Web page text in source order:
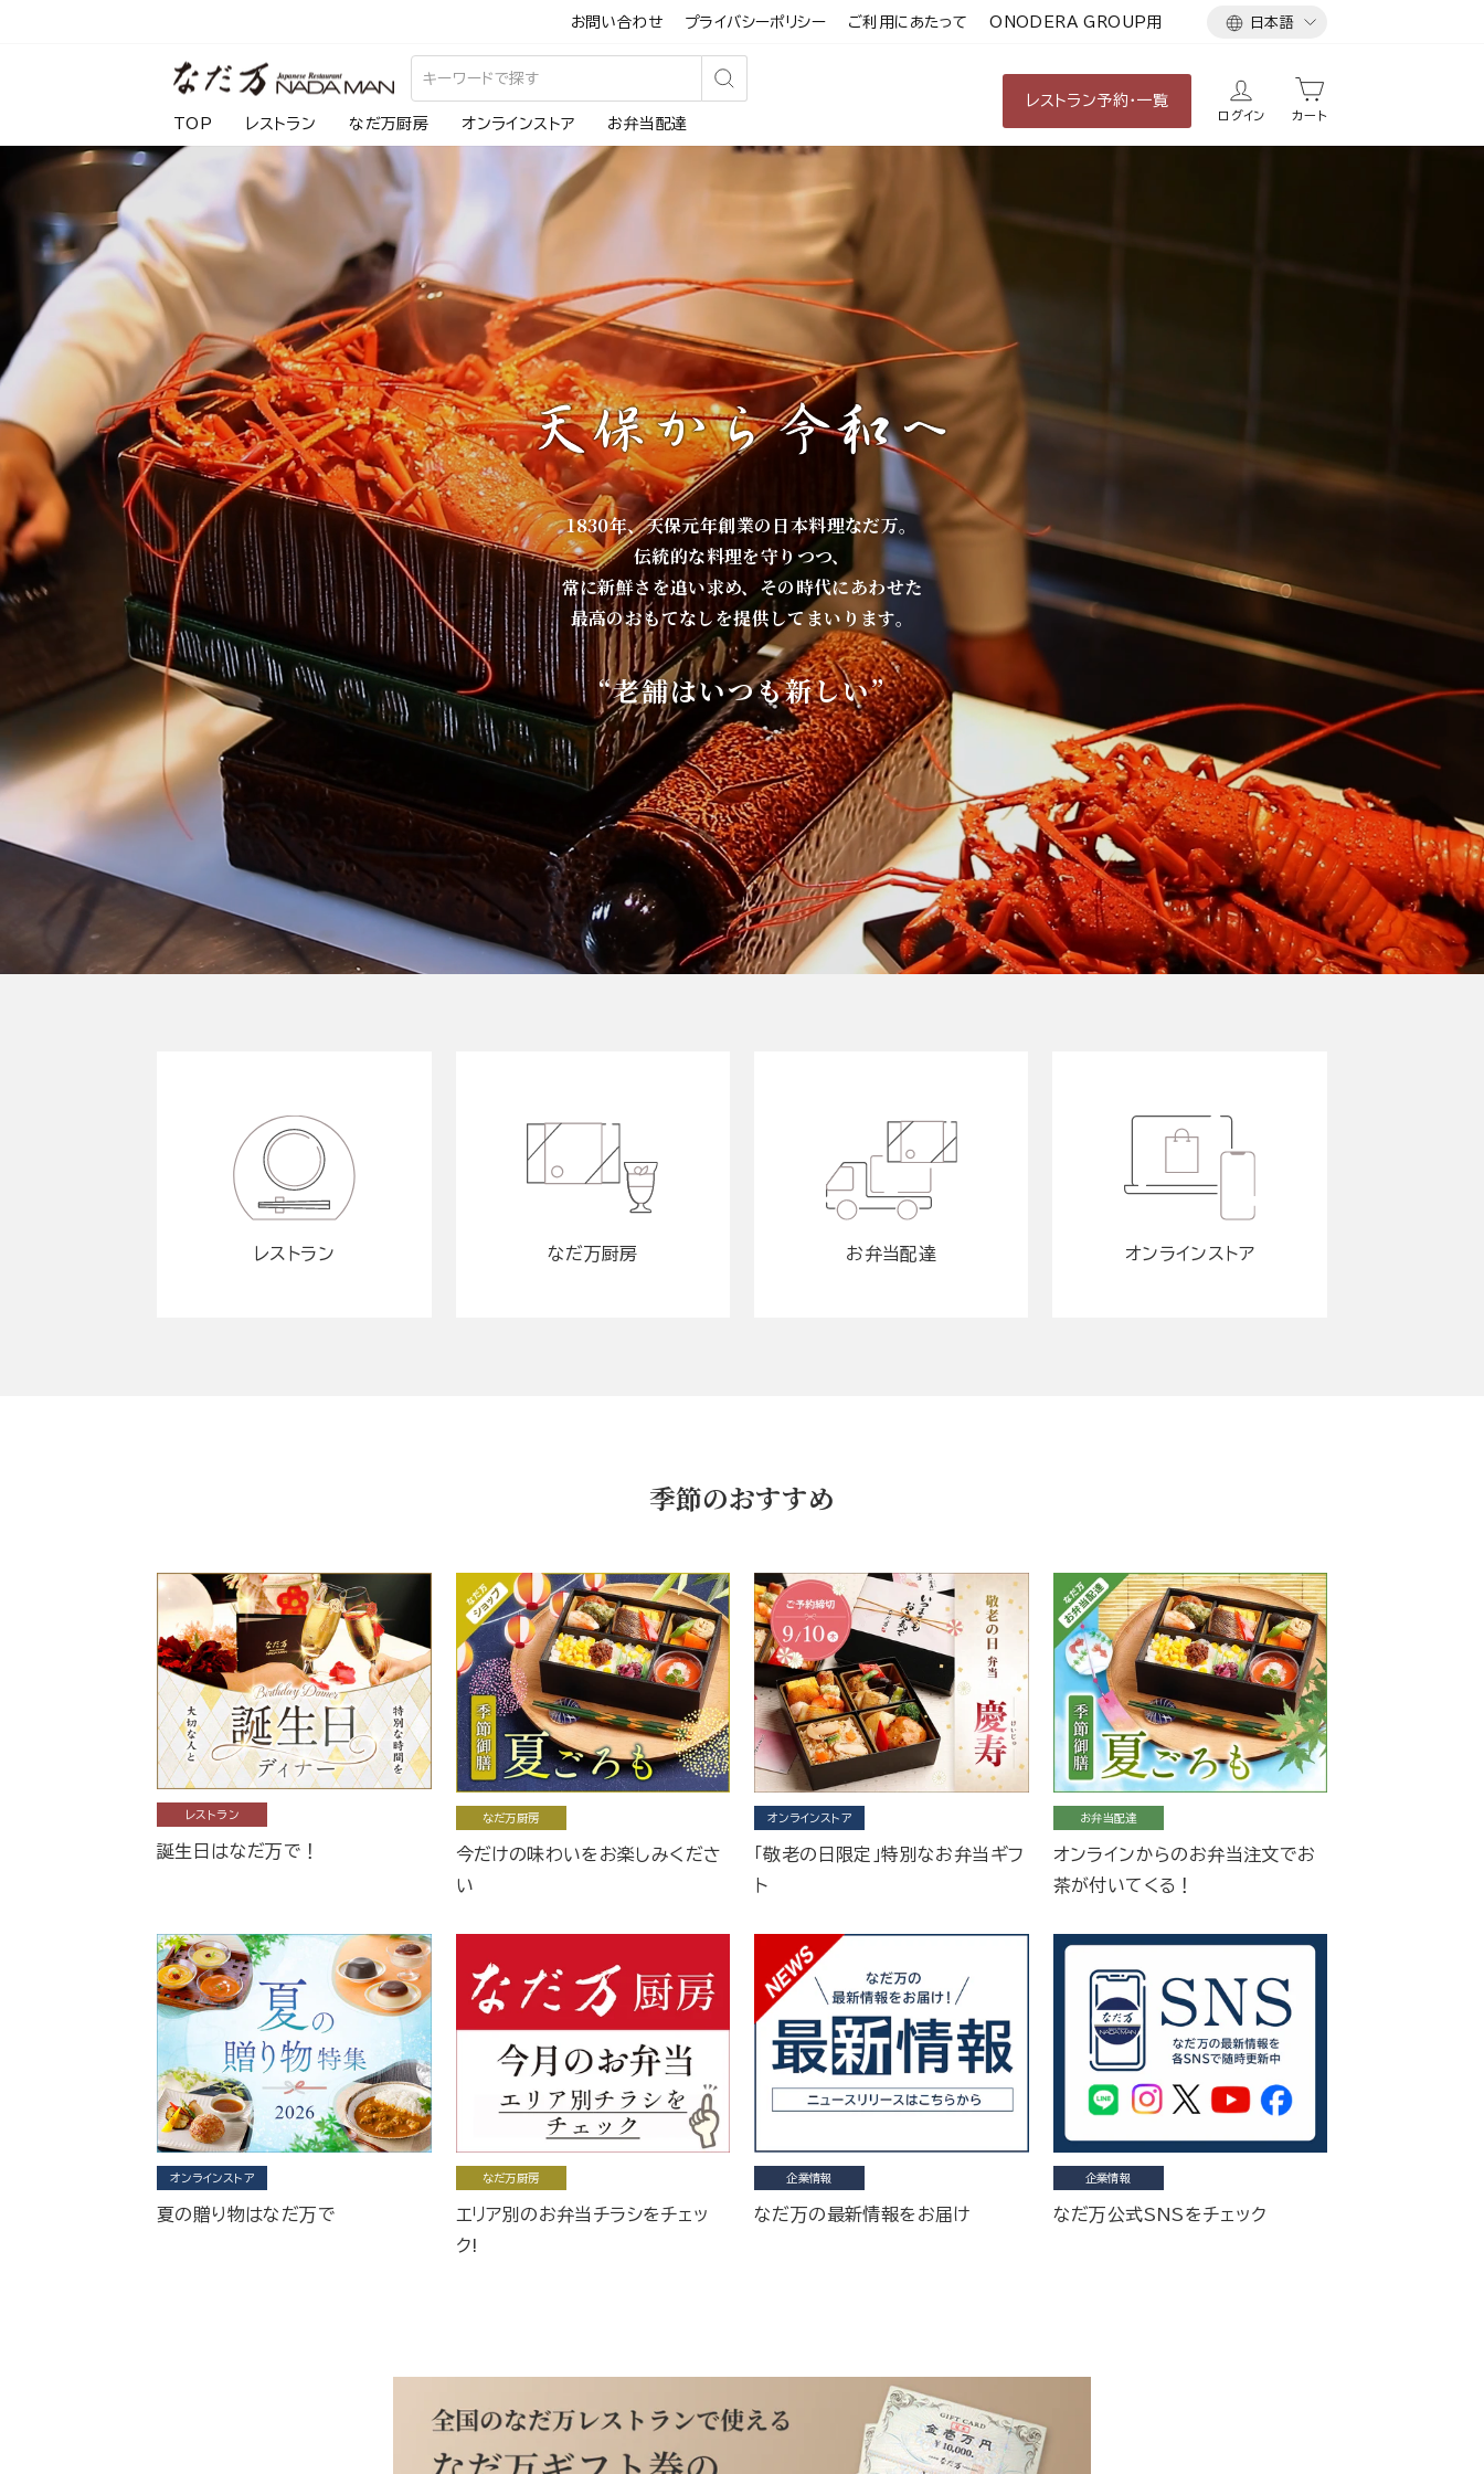
に
移
動
お問い合わせ プライバシーポリシー ご利用にあたって ONODERA GROUP用
言
日本語
な
だ
万
検
す
TOP レストラン なだ万厨房 オンラインストア お弁当配達
レストラン予約・一覧
ログイン カート
1830年、天保元年創業の日本料理なだ万。
伝統的な料理を守りつつ、
常に新鮮さを追い求め、その時代にあわせた
最高のおもてなしを提供してまいります。
“老舗はいつも新しい”
レストラン なだ万厨房 お弁当配達 オンラインストア
季節のおすすめ
レストラン
誕生日はなだ万で！
なだ万厨房
今だけの味わいをお楽しみくださ
い
オンラインストア
「敬老の日限定」特別なお弁当ギフ
ト
お弁当配達
オンラインからのお弁当注文でお
茶が付いてくる！
オンラインストア
夏の贈り物はなだ万で
なだ万厨房
エリア別のお弁当チラシをチェッ
ク!
企業情報
なだ万の最新情報をお届け
企業情報
なだ万公式SNSをチェック